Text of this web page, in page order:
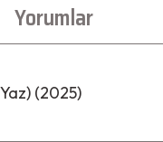
Yorumlar
(2025)